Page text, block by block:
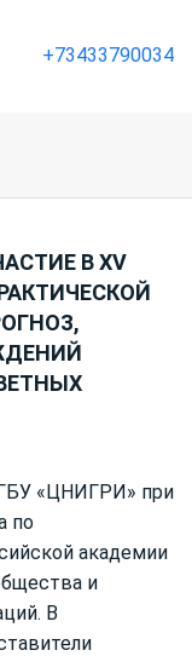
+73433790034
В XV
«ЦНИГРИ» при
по
академии
и
В